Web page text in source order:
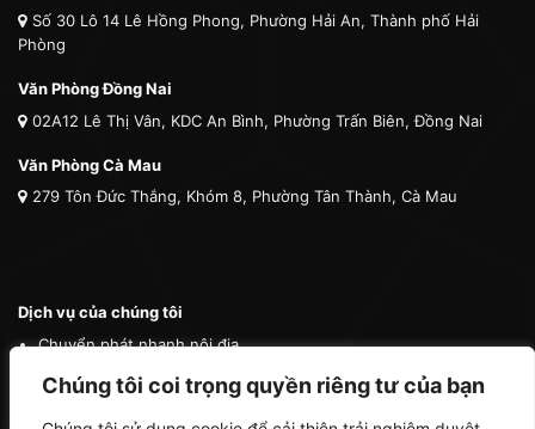
Chúng tôi coi trọng quyền riêng tư của bạn
Số 30 Lô 14 Lê Hồng Phong, Phường Hải An, Thành phố Hải
Phòng
Văn Phòng Đồng Nai
02A12 Lê Thị Vân, KDC An Bình, Phường Trấn Biên, Đồng Nai
Văn Phòng Cà Mau
279 Tôn Đức Thắng, Khóm 8, Phường Tân Thành, Cà Mau
Dịch vụ của chúng tôi
Chuyển phát nhanh nội địa
Chuyển phát nhanh quốc tế